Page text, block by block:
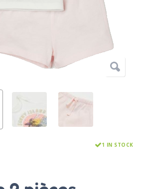
1 IN STOCK